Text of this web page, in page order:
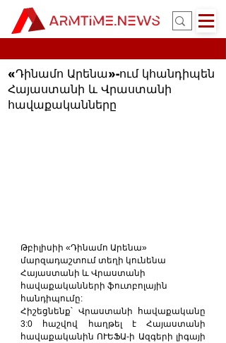
«Դինամո Արենա»-ում կհանդիպեն
Հայաստանի և Վրաստանի
հավաքականները
Թբիլիսիի «Դինամո Արենա»
մարզադաշտում տեղի կունենա
Հայաստանի և Վրաստանի
հավաքականների ֆուտբոլային
հանդիպումը:
Հիշեցնենք՝ Վրաստանի հավաքականը
3:0 հաշվով հաղթել է Հայաստանի
հավաքականին ՈՒԵՖԱ-ի Ազգերի լիգայի